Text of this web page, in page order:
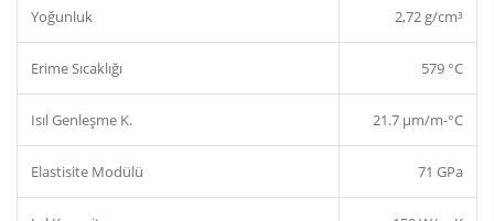
Yoğunluk 2,72 g/cm³
Erime Sıcaklığı 579 °C
Isıl Genleşme K. 21.7 µm/m-°C
Elastisite Modülü 71 GPa